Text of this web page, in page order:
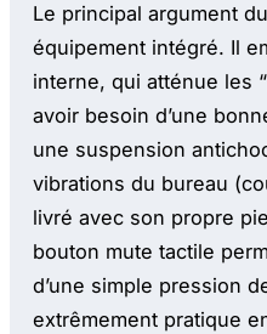
Le principal argument
équipement intégré. Il
interne, qui atténue les
avoir besoin d’une
une suspension
vibrations du bureau
livré avec son propre
bouton mute tactile
d’une simple pression
extrêmement pratique